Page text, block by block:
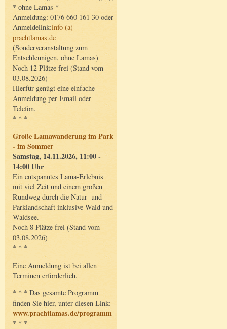
* ohne Lamas *
Anmeldung: 0176 660 161 30 oder
Anmeldelink:info (a)
prachtlamas.de
(Sonderveranstaltung zum
Entschleunigen, ohne Lamas)
Noch 12 Plätze frei (Stand vom
03.08.2026)
Hierfür genügt eine einfache
Anmeldung per Email oder
Telefon.
* * *
Große Lamawanderung im Park
- im Sommer
Samstag, 14.11.2026, 11:00 -
14:00 Uhr
Ein entspanntes Lama-Erlebnis
mit viel Zeit und einem großen
Rundweg durch die Natur- und
Parklandschaft inklusive Wald und
Waldsee.
Noch 8 Plätze frei (Stand vom
03.08.2026)
* * *
Eine Anmeldung ist bei allen
Terminen erforderlich.
* * * Das gesamte Programm
finden Sie hier, unter diesen Link:
www.prachtlamas.de/programm
* * *